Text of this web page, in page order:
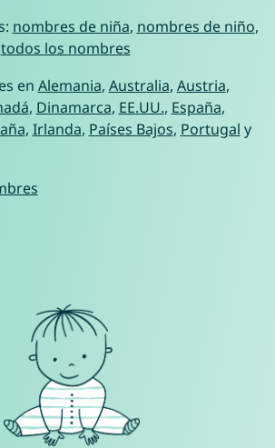
nombres de niña, nombres de niño,
todos los nombres
en Alemania, Australia, Austria,
, Dinamarca, EE.UU., España,
, Irlanda, Países Bajos, Portugal y